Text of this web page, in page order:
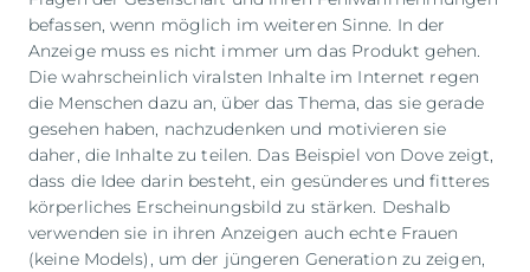
befassen, wenn möglich im weiteren Sinne. In der
Anzeige muss es nicht immer um das Produkt gehen.
Die wahrscheinlich viralsten Inhalte im Internet regen
die Menschen dazu an, über das Thema, das sie gerade
gesehen haben, nachzudenken und motivieren sie
daher, die Inhalte zu teilen. Das Beispiel von Dove zeigt,
dass die Idee darin besteht, ein gesünderes und fitteres
körperliches Erscheinungsbild zu stärken. Deshalb
verwenden sie in ihren Anzeigen auch echte Frauen
(keine Models), um der jüngeren Generation zu zeigen,